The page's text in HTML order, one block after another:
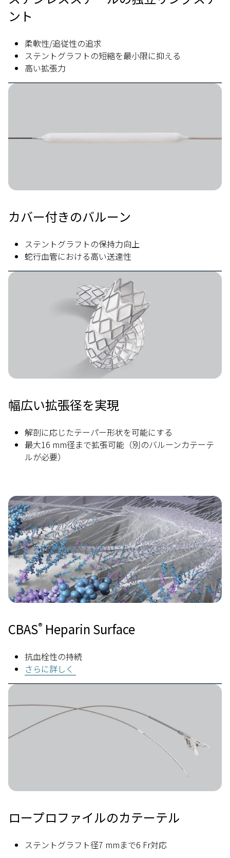
ント
柔軟性/追従性の追求
ステントグラフトの短縮を最小限に抑える
高い拡張力
Image
カバー付きのバルーン
ステントグラフトの保持力向上
蛇行血管における高い送達性
Image
幅広い拡張径を実現
解剖に応じたテーパー形状を可能にする
最大16 mm径まで拡張可能（別のバルーンカテーテ
ルが必要）
Image
CBAS® Heparin Surface
抗血栓性の持続
さらに詳しく
Image
ロープロファイルのカテーテル
ステントグラフト径7 mmまで6 Fr対応